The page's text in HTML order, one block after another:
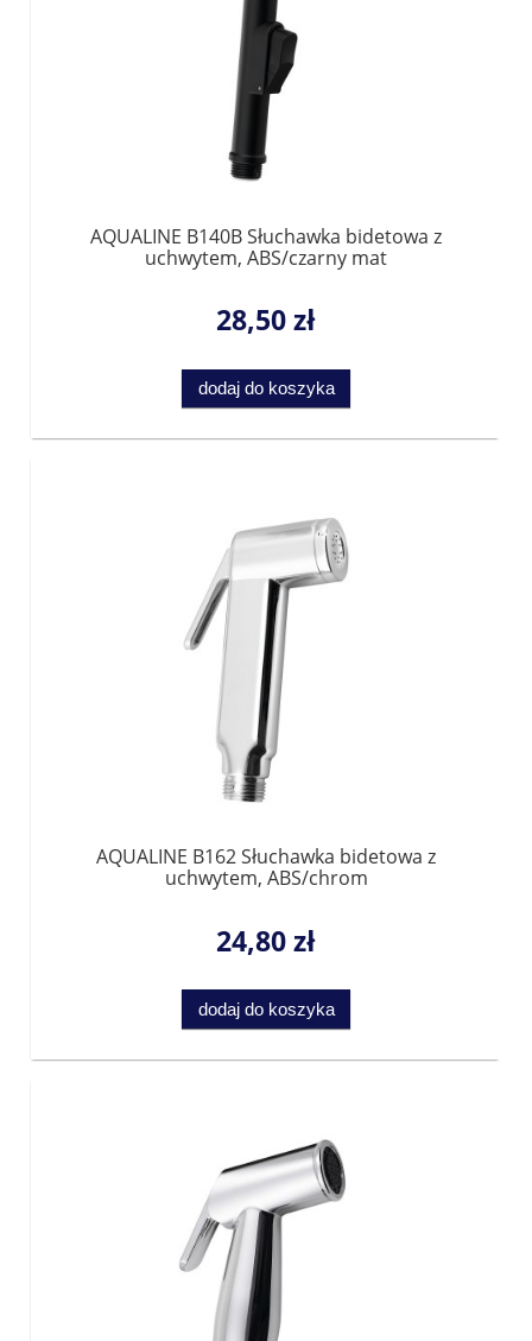
AQUALINE B140B Słuchawka bidetowa z
uchwytem, ABS/czarny mat
28,50 zł
dodaj do koszyka
AQUALINE B162 Słuchawka bidetowa z
uchwytem, ABS/chrom
24,80 zł
dodaj do koszyka